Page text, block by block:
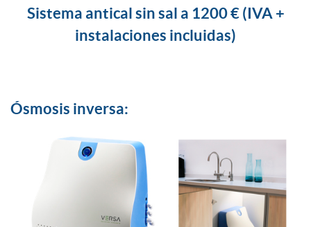
I
Sistema antical sin sal a 1200 € (IVA +
instalaciones incluidas)
Ósmosis inversa: